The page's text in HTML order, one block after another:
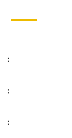
:
:
: